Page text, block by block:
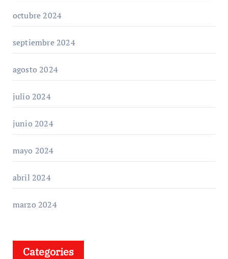
octubre 2024
septiembre 2024
agosto 2024
julio 2024
junio 2024
mayo 2024
abril 2024
marzo 2024
Categories